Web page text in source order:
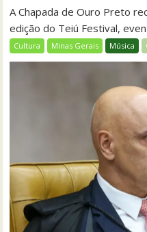
A Chapada de Ouro Preto
edição do Teiú Festival,
Cultura Minas Gerais Música